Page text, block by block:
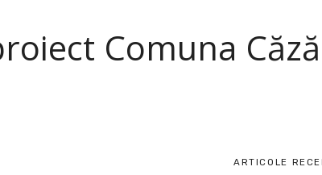
Comuna
ARTICOLE